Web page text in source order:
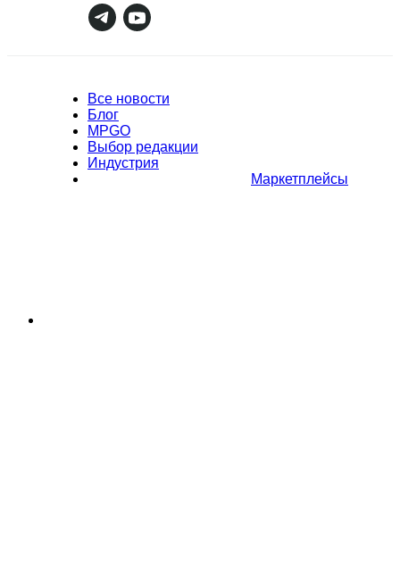
Все новости
Блог
MPGO
Выбор редакции
Индустрия
Маркетплейсы